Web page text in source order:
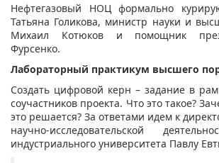
Нефтегазовый НОЦ формально
Татьяна Голикова, министр науки и
Михаил Котюков и помощник
Фурсенко.
Лабораторный практикум высшего
Создать цифровой керн – задание в
соучастников проекта. Что это такое?
это решается? За ответами идем к
научно-исследовательской
индустриального университета Павлу